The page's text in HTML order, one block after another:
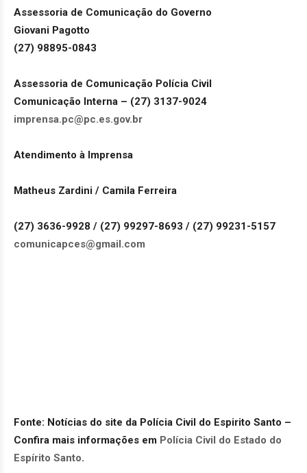
Assessoria de Comunicação do Governo
Giovani Pagotto
(27) 98895-0843
Assessoria de Comunicação Polícia Civil
Comunicação Interna – (27) 3137-9024
imprensa.pc@pc.es.gov.br
Atendimento à Imprensa
Matheus Zardini / Camila Ferreira
(27) 3636-9928 / (27) 99297-8693 / (27) 99231-5157
comunicapces@gmail.com
Fonte: Notícias do site da Polícia Civil do Espirito Santo –
Confira mais informações em Polícia Civil do Estado do
Espírito Santo.